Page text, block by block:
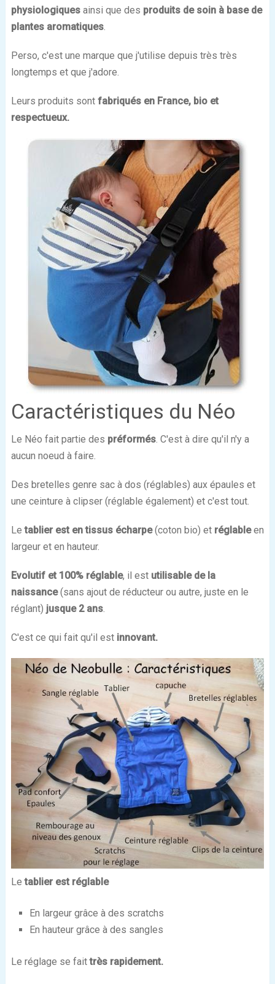
physiologiquesainsi que des produits de soin à base de
plantes aromatiques.
Perso, c'est une marque que j'utilise depuis très très
longtemps et que j'adore.
Leurs produits sont fabriqués en France, bio et
respectueux.
Caractéristiques du Néo
Le Néo fait partie des préformés. C'est à dire qu'il n'y a
aucun noeud à faire.
Des bretelles genre sac à dos (réglables) aux épaules et
une ceinture à clipser (réglable également) et c'est tout.
Letablier est en tissus écharpe(coton bio) etréglableen
largeur et en hauteur.
Evolutif et 100% réglable, il est utilisable de la
naissance(sans ajout de réducteur ou autre, juste en le
réglant) jusque 2 ans.
C'est ce qui fait qu'il est innovant.
Letablier est réglable
En largeur grâce à des scratchs
En hauteur grâce à des sangles
Le réglage se faittrès rapidement.